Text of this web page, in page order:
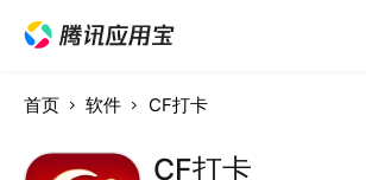
首页 软件 CF打卡
CF打卡